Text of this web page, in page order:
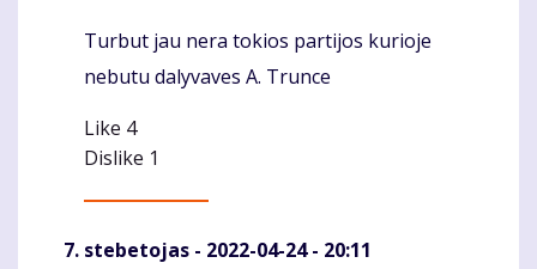
Komentaras
Turbut jau nera tokios partijos kurioje
nebutu dalyvaves A. Trunce
Like 4
Dislike 1
stebetojas - 2022-04-24 - 20:11